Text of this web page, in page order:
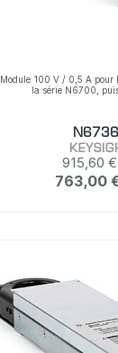
Module 100 V / 0,5 A pour
la série N6700,
915,60 €
763,00